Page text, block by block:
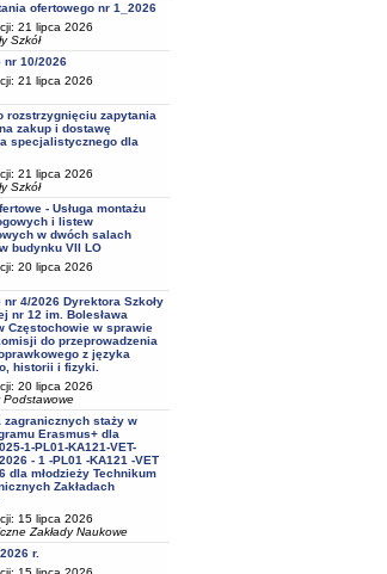
ofertowego nr 1_2026
21 lipca 2026
Szkół
nr 10/2026
21 lipca 2026
rozstrzygnięciu zapytania
zakup i dostawę
specjalistycznego dla
21 lipca 2026
Szkół
- Usługa montażu
i listew
w dwóch salach
budynku VII LO
20 lipca 2026
nr 4/2026 Dyrektora Szkoły
nr 12 im. Bolesława
Częstochowie w sprawie
do przeprowadzenia
z języka
historii i fizyki.
20 lipca 2026
Podstawowe
zagranicznych staży w
Erasmus+ dla
1-PL01-KA121-VET-
- 1 -PL01 -KA121 -VET
dla młodzieży Technikum
Zakładach
15 lipca 2026
Zakłady Naukowe
r.